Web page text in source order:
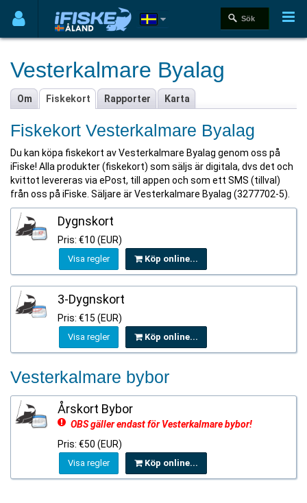
Vesterkalmare Byalag
Om Fiskekort Rapporter Karta
Fiskekort Vesterkalmare Byalag
Du kan köpa fiskekort av Vesterkalmare Byalag genom oss på
iFiske! Alla produkter (fiskekort) som säljs är digitala, dvs det och
kvittot levereras via ePost, till appen och som ett SMS (tillval)
från oss på iFiske. Säljare är Vesterkalmare Byalag (3277702-5).
Dygnskort
Pris: €10 (EUR)
Visa regler Köp online...
3-Dygnskort
Pris: €15 (EUR)
Visa regler Köp online...
Vesterkalmare bybor
Årskort Bybor
OBS gäller endast för Vesterkalmare bybor!
Pris: €50 (EUR)
Visa regler Köp online...